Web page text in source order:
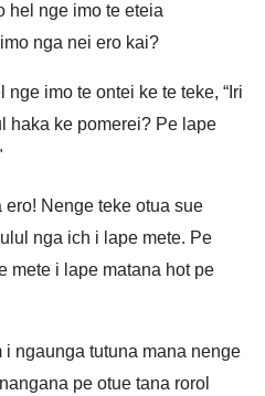
hel nge imo te eteia
nga nei ero kai?
nge imo te ontei ke te teke, “Iri
haka ke pomerei? Pe lape
Nenge teke otua sue
nga ich i lape mete. Pe
mete i lape matana hot pe
i ngaunga tutuna mana nenge
pe otue tana rorol